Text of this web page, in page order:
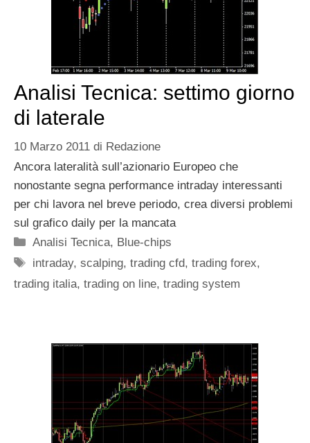
Analisi Tecnica: settimo giorno
di laterale
10 Marzo 2011 di Redazione
Ancora lateralità sull’azionario Europeo che
nonostante segna performance intraday interessanti
per chi lavora nel breve periodo, crea diversi problemi
sul grafico daily per la mancata
Categorie
Analisi Tecnica, Blue-chips
Tag
intraday,scalping,trading cfd,trading forex,
trading italia, trading on line, trading system